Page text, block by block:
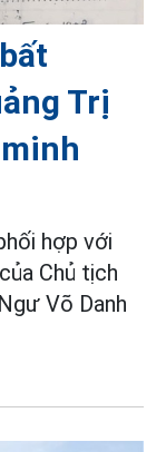
Trị
hợp với
Chủ tịch
Võ Danh